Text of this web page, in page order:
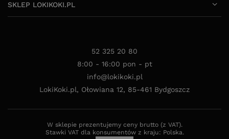
SKLEP LOKIKOKI.PL
52 325 20 80
8:00 - 16:00 pon - pt
info@lokikoki.pl
LokiKoki.pl, Ołowiana 12, 85-461 Bydgoszcz
W sklepie prezentujemy ceny brutto (z VAT).
Stawki VAT dla konsumentów z kraju: Polska.